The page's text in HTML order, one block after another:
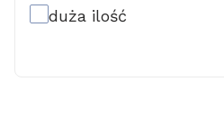
duża ilość